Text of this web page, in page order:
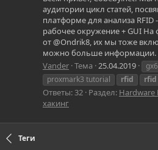
аудитории цикл статей,
платформе для анализа
рабочее окружение + GUI
от @Ondrik8, их мы тоже
можно больше информации.
Vander Тема 25.04.2019
proxmark3 tutorial
rfid rfid
Ответы: 32 Раздел: Hardware
хакинг
Теги